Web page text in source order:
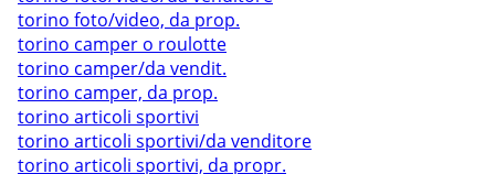
torino foto/video, da prop.
torino camper o roulotte
torino camper/da vendit.
torino camper, da prop.
torino articoli sportivi
torino articoli sportivi/da venditore
torino articoli sportivi, da propr.